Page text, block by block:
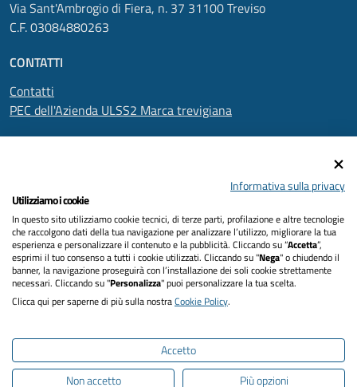
Via Sant'Ambrogio di Fiera, n. 37 31100 Treviso
C.F. 03084880263
CONTATTI
Contatti
PEC dell'Azienda ULSS2 Marca trevigiana
Informativa privacy
Dichiarazione di accessibilità
Note legali
Informativa sulla privacy
Utilizziamo i cookie
In questo sito utilizziamo cookie tecnici, di terze parti, profilazione e altre tecnologie
che raccolgono dati della tua navigazione per analizzare l’utilizzo, migliorare la tua
esperienza e personalizzare il contenuto e la pubblicità. Cliccando su “Accetta”,
esprimi il tuo consenso a tutti i cookie utilizzati. Cliccando su "Nega" o chiudendo il
banner, la navigazione proseguirà con l’installazione dei soli cookie strettamente
necessari. Cliccando su "Personalizza" puoi personalizzare la tua scelta.
Clicca qui per saperne di più sulla nostraCookie Policy.
Accetto
Non accetto
Più opzioni